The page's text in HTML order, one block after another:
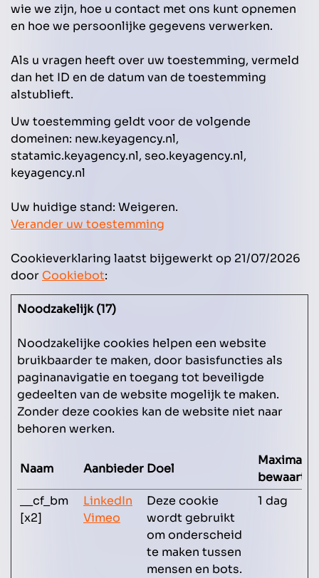
wie we zijn, hoe u contact met ons kunt opnemen
en hoe we persoonlijke gegevens verwerken.
Als u vragen heeft over uw toestemming, vermeld
dan het ID en de datum van de toestemming
alstublieft.
Uw toestemming geldt voor de volgende
domeinen: new.keyagency.nl,
statamic.keyagency.nl, seo.keyagency.nl,
keyagency.nl
Uw huidige stand: Weigeren.
Verander uw toestemming
Cookieverklaring laatst bijgewerkt op 21/07/2026
door Cookiebot:
Noodzakelijk (17)
Noodzakelijke cookies helpen een website
bruikbaarder te maken, door basisfuncties als
paginanavigatie en toegang tot beveiligde
gedeelten van de website mogelijk te maken.
Zonder deze cookies kan de website niet naar
behoren werken.
Naam Aanbieder Doel
Maximale
__cf_bm
[x2]
LinkedIn
Vimeo
Deze cookie
wordt gebruikt
om onderscheid
te maken tussen
mensen en bots.
1 dag